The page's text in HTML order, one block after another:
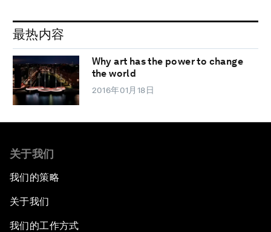
最热内容
Why art has the power to change
the world
2016年01月18日
关于我们
我们的策略
关于我们
我们的工作方式